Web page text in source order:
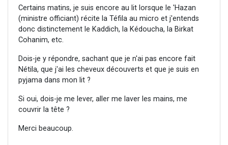
Certains matins, je suis encore au lit lorsque le 'Hazan
(ministre officiant) récite la Téfila au micro et j'entends
donc distinctement le Kaddich, la Kédoucha, la Birkat
Cohanim, etc.
Dois-je y répondre, sachant que je n'ai pas encore fait
Nétila, que j'ai les cheveux découverts et que je suis en
pyjama dans mon lit ?
Si oui, dois-je me lever, aller me laver les mains, me
couvrir la tête ?
Merci beaucoup.